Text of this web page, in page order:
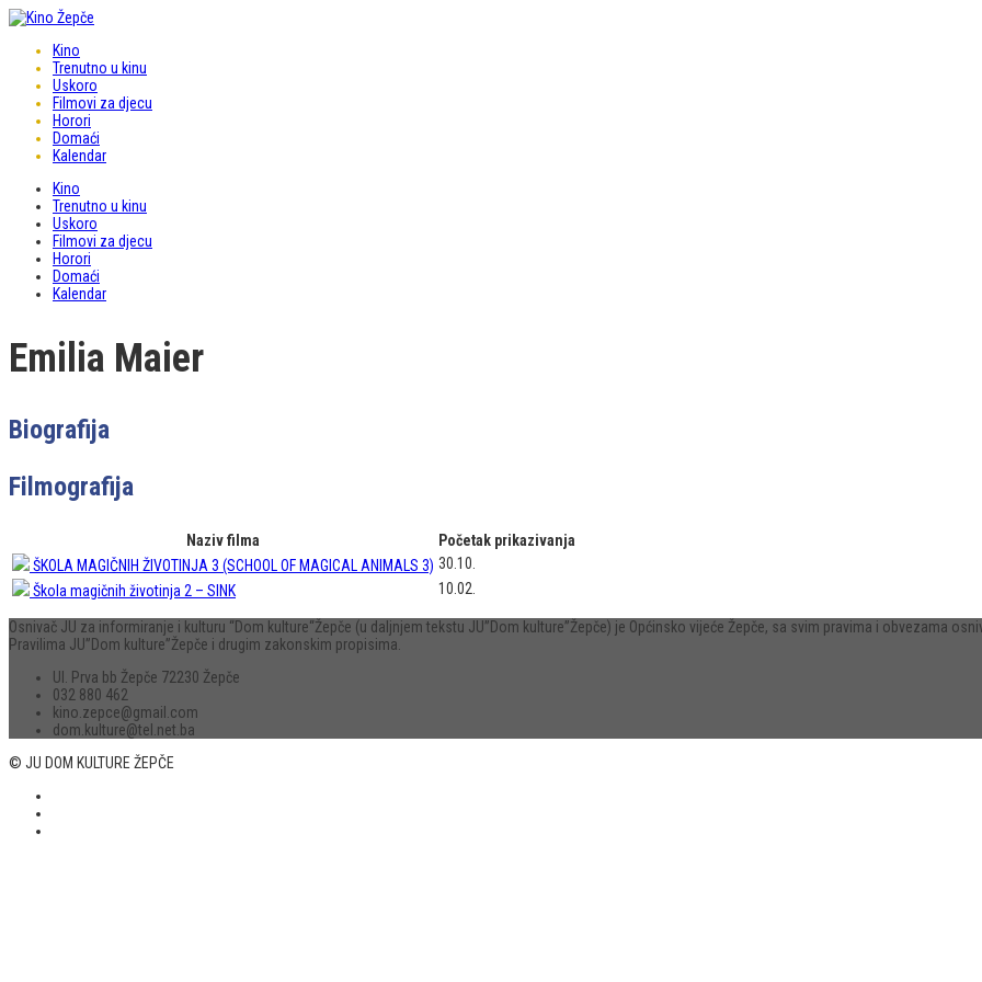
Kino
Trenutno u kinu
Uskoro
Filmovi za djecu
Horori
Domaći
Kalendar
Kino
Trenutno u kinu
Uskoro
Filmovi za djecu
Horori
Domaći
Kalendar
Emilia Maier
Biografija
Filmografija
Naziv filma
Početak prikazivanja
ŠKOLA MAGIČNIH ŽIVOTINJA 3 (SCHOOL OF MAGICAL ANIMALS 3) 30.10.
Škola magičnih životinja 2 – SINK
10.02.
Osnivač JU za informiranje i kulturu “Dom kulture“Žepče (u daljnjem tekstu JU”Dom kulture”Žepče) je Općinsko vijeće Žepče, sa svim pravima i obvezama
Pravilima JU”Dom kulture”Žepče i drugim zakonskim propisima.
Ul. Prva bb Žepče 72230 Žepče
032 880 462
kino.zepce@gmail.com
dom.kulture@tel.net.ba
© JU DOM KULTURE ŽEPČE